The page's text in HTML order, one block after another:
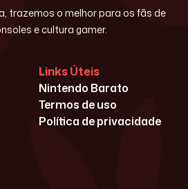
trazemos o melhor para os fãs de
e cultura gamer.
Links Úteis
Nintendo Barato
Termos de uso
Política de privacidade